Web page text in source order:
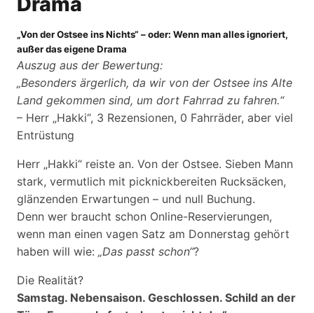
„Von der Ostsee ins Nichts“ – oder: Wenn man alles ignoriert,
außer das eigene Drama
Auszug aus der Bewertung:
„Besonders ärgerlich, da wir von der Ostsee ins Alte
Land gekommen sind, um dort Fahrrad zu fahren.“
– Herr „Hakki“, 3 Rezensionen, 0 Fahrräder, aber viel
Entrüstung
Herr „Hakki“ reiste an. Von der Ostsee. Sieben Mann
stark, vermutlich mit picknickbereiten Rucksäcken,
glänzenden Erwartungen – und null Buchung.
Denn wer braucht schon Online-Reservierungen,
wenn man einen vagen Satz am Donnerstag gehört
haben will wie: „Das passt schon“?
Die Realität?
Samstag. Nebensaison. Geschlossen. Schild an der